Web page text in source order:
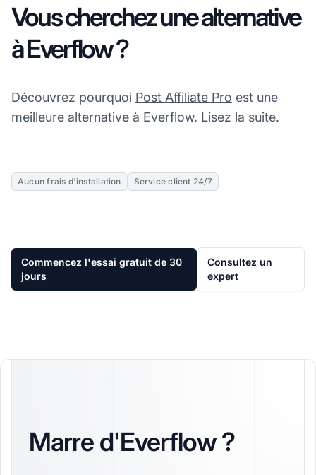
Vous cherchez une alternative
à Everflow ?
Découvrez pourquoi Post Affiliate Pro est une
meilleure alternative à Everflow. Lisez la suite.
Aucun frais d'installation Service client 24/7
Commencez l'essai gratuit de 30
jours
Consultez un
expert
Marre d'Everflow ?